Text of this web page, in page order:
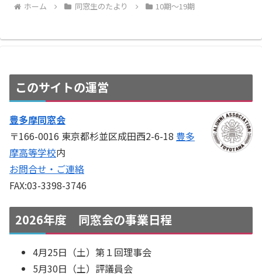
ホーム 同窓生のたより 10期〜19期
このサイトの運営
豊多摩同窓会
〒166-0016 東京都杉並区成田西2-6-18 豊多
摩高等学校内
お問合せ・ご連絡
FAX:03-3398-3746
2026年度 同窓会の事業日程
4月25日（土）第１回理事会
5月30日（土）評議員会